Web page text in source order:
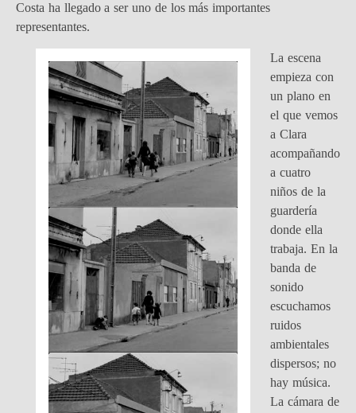
Costa ha llegado a ser uno de los más importantes
representantes.
La escena
empieza con
un plano en
el que vemos
a Clara
acompañando
a cuatro
niños de la
guardería
donde ella
trabaja. En la
banda de
sonido
escuchamos
ruidos
ambientales
dispersos; no
hay música.
La cámara de